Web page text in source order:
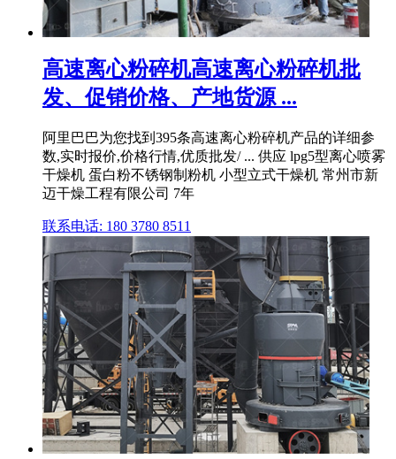
高速离心粉碎机高速离心粉碎机批
发、促销价格、产地货源 ...
阿里巴巴为您找到395条高速离心粉碎机产品的详细参
数,实时报价,价格行情,优质批发/ ... 供应 lpg5型离心喷雾
干燥机 蛋白粉不锈钢制粉机 小型立式干燥机 常州市新
迈干燥工程有限公司 7年
联系电话: 180 3780 8511